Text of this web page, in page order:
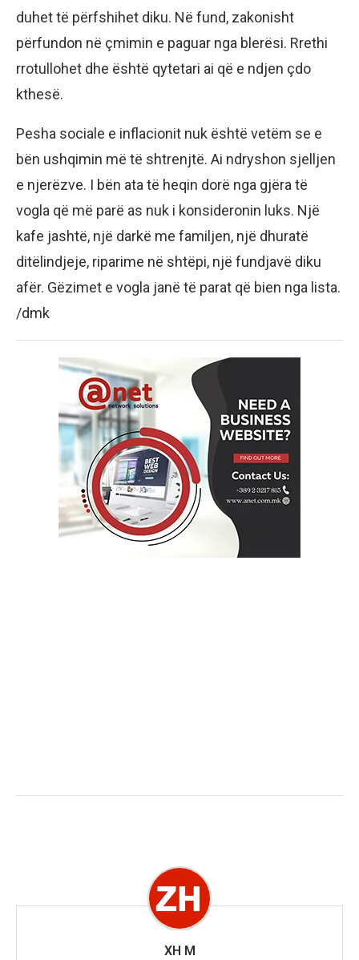
duhet të përfshihet diku. Në fund, zakonisht
përfundon në çmimin e paguar nga blerësi. Rrethi
rrotullohet dhe është qytetari ai që e ndjen çdo
kthesë.
Pesha sociale e inflacionit nuk është vetëm se e
bën ushqimin më të shtrenjtë. Ai ndryshon sjelljen
e njerëzve. I bën ata të heqin dorë nga gjëra të
vogla që më parë as nuk i konsideronin luks. Një
kafe jashtë, një darkë me familjen, një dhuratë
ditëlindjeje, riparime në shtëpi, një fundjavë diku
afër. Gëzimet e vogla janë të parat që bien nga lista.
/dmk
XH M